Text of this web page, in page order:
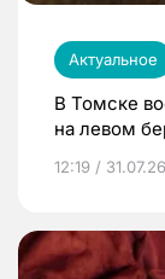
Актуальное
В Томске
на левом
12:19 / 31.07.26